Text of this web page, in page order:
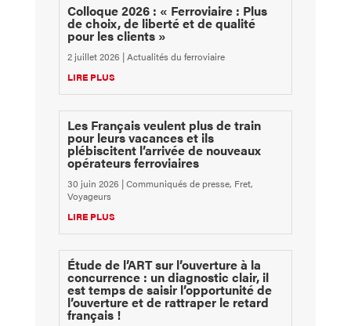
Colloque 2026 : « Ferroviaire : Plus
de choix, de liberté et de qualité
pour les clients »
2 juillet 2026 |Actualités du ferroviaire
LIRE PLUS
Les Français veulent plus de train
pour leurs vacances et ils
plébiscitent l’arrivée de nouveaux
opérateurs ferroviaires
30 juin 2026 |Communiqués de presse, Fret,
Voyageurs
LIRE PLUS
Étude de l’ART sur l’ouverture à la
concurrence : un diagnostic clair, il
est temps de saisir l’opportunité de
l’ouverture et de rattraper le retard
français !